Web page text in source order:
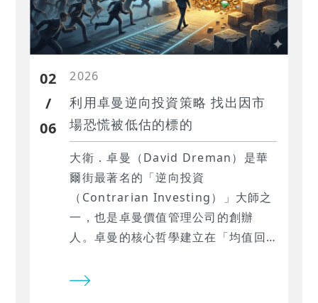
02
/
06
2026
利用卓曼逆向投資策略 找出因市
場恐慌被低估的標的
大衛．卓曼（David Dreman）是華
爾街最著名的「逆向投資
（Contrarian Investing）」大師之
一，也是卓曼價值管理公司的創辦
人。卓曼的核心哲學建立在「均值回
略專注於挑選那些被市場冷落、本益